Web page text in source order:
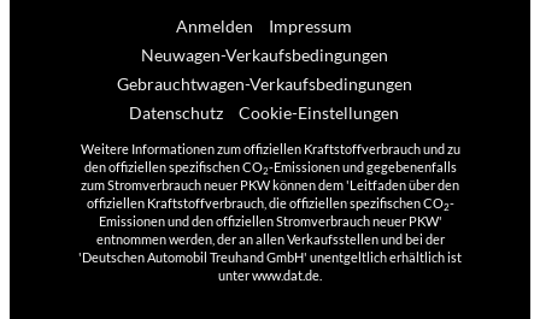
Anmelden
Impressum
Neuwagen-Verkaufsbedingungen
Gebrauchtwagen-Verkaufsbedingungen
Datenschutz
Cookie-Einstellungen
Weitere Informationen zum offiziellen Kraftstoffverbrauch und zu
den offiziellen spezifischen CO2-Emissionen und gegebenenfalls
zum Stromverbrauch neuer PKW können dem 'Leitfaden über den
offiziellen Kraftstoffverbrauch, die offiziellen spezifischen CO2-
Emissionen und den offiziellen Stromverbrauch neuer PKW'
entnommen werden, der an allen Verkaufsstellen und bei der
'Deutschen Automobil Treuhand GmbH' unentgeltlich erhältlich ist
unter www.dat.de.